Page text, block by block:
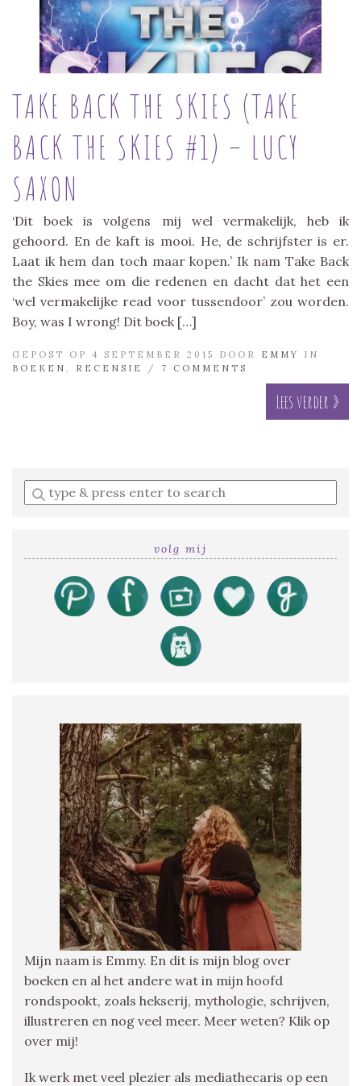
TAKE BACK THE SKIES (TAKE
BACK THE SKIES #1) – LUCY
SAXON
‘Dit boek is volgens mij wel vermakelijk, heb ik
gehoord. En de kaft is mooi. He, de schrijfster is er.
Laat ik hem dan toch maar kopen.’ Ik nam Take Back
the Skies mee om die redenen en dacht dat het een
‘wel vermakelijke read voor tussendoor’ zou worden.
Boy, was I wrong! Dit boek […]
GEPOST OP 4 SEPTEMBER 2015 DOOR EMMY
IN
BOEKEN
RECENSIE / 7 COMMENTS
Lees verder »
Enter
a
volg mij
Mijn naam is Emmy. En dit is mijn blog over
boeken en al het andere wat in mijn hoofd
rondspookt, zoals hekserij, mythologie, schrijven,
illustreren en nog veel meer. Meer weten? Klik op
over mij!
Ik werk met veel plezier als mediathecaris op een